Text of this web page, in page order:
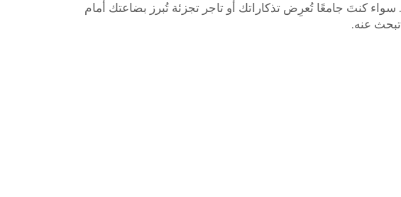
كنتَ جامعًا تُعرِض تذكاراتك أو تاجر تجزئة تُبرز بضاعتك أمام
عنه.